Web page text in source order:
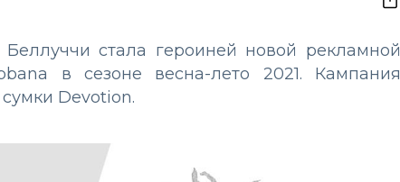
стала героиней новой рекламной
в сезоне весна-лето 2021. Кампания
Devotion.